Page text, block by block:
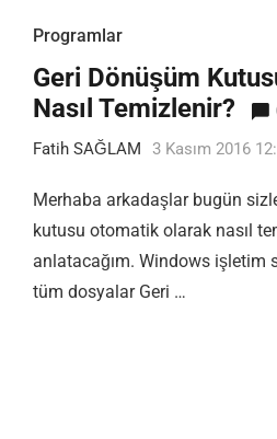
Programlar
Geri Dönüşüm
Nasıl Temizlenir?
Fatih SAĞLAM 3 Kasım 2016
Merhaba arkadaşlar bugün
kutusu otomatik olarak nasıl
anlatacağım. Windows işletim
tüm dosyalar Geri …